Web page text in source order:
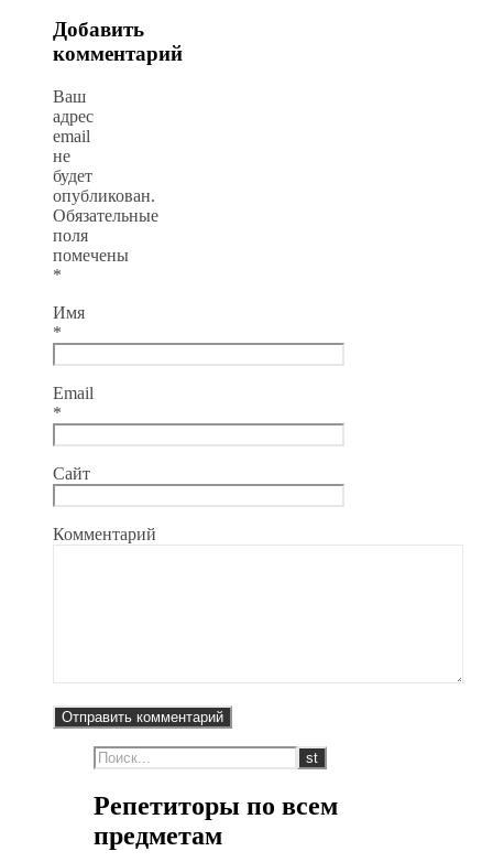
Добавить
комментарий
Ваш
адрес
email
не
будет
опубликован.
Обязательные
поля
помечены
*
Имя
*
Email
*
Сайт
Комментарий
Репетиторы по всем
предметам